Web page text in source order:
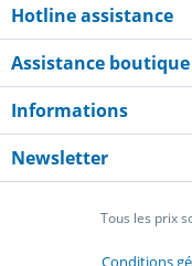
Hotline assistance
Assistance boutique
Informations
Newsletter
Tous les prix
Conditions